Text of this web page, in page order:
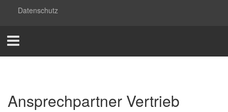
Datenschutz
Ansprechpartner Vertrieb